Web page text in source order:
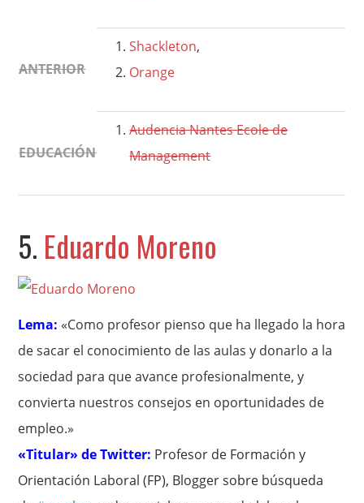
ANTERIOR
Shackleton,
Orange
EDUCACIÓN
Audencia Nantes Ecole de
Management
5. Eduardo Moreno
Lema: «Como profesor pienso que ha llegado la hora
de sacar el conocimiento de las aulas y donarlo a la
sociedad para que avance profesionalmente, y
convierta nuestros consejos en oportunidades de
empleo.»
«Titular» de Twitter: Profesor de Formación y
Orientación Laboral (FP), Blogger sobre búsqueda